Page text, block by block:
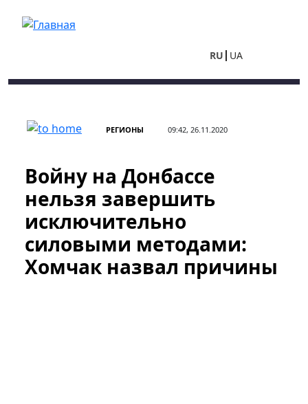
RU UA
РЕГИОНЫ 09:42, 26.11.2020
Войну на Донбассе
нельзя завершить
исключительно
силовыми методами:
Хомчак назвал причины